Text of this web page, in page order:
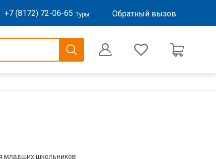
+7 (8172) 72-06-65 Туры Обратный вызов
младших школьников